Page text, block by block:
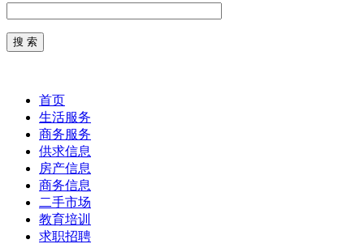
首页
生活服务
商务服务
供求信息
房产信息
商务信息
二手市场
教育培训
求职招聘